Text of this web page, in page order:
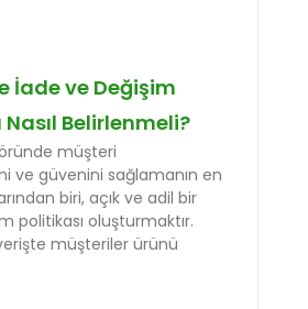
İade ve Değişim
Belirlenmeli?
müşteri
ve güvenini sağlamanın en
biri, açık ve adil bir
politikası oluşturmaktır.
müşteriler ürünü